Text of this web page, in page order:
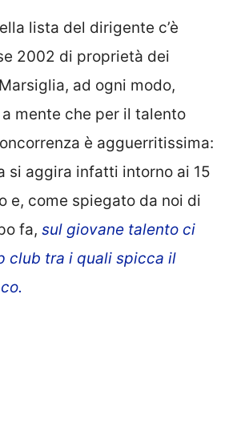
lista del dirigente c’è
2002 di proprietà dei
ad ogni modo,
mente che per il talento
è agguerritissima:
si aggira infatti intorno ai 15
e, come spiegato da noi di
fa, sul giovane talento ci
club tra i quali spicca il